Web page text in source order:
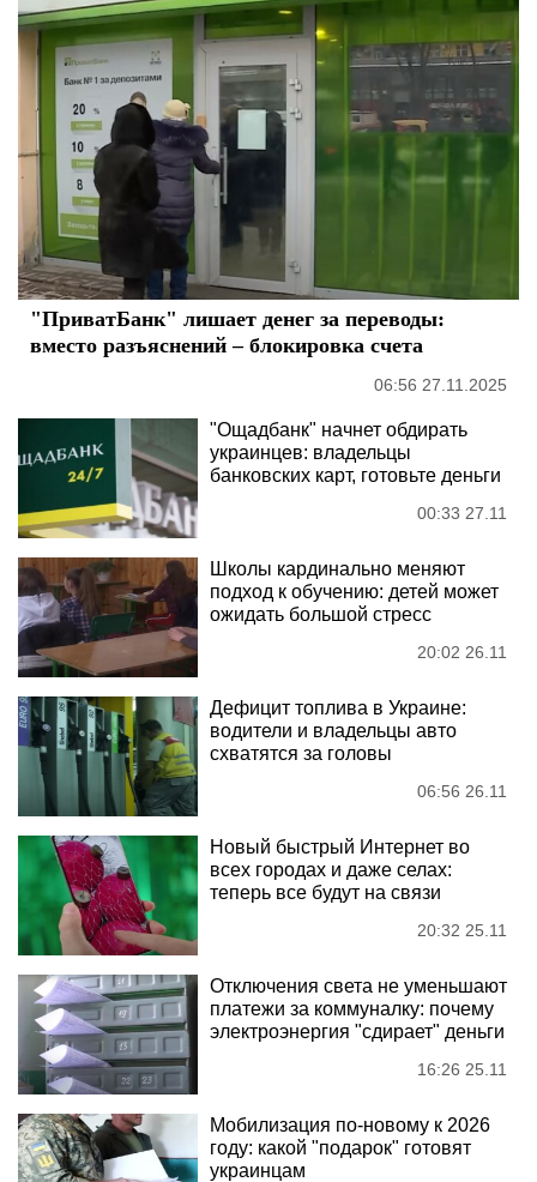
"ПриватБанк" лишает денег за переводы:
вместо разъяснений – блокировка счета
06:56 27.11.2025
"Ощадбанк" начнет обдирать
украинцев: владельцы
банковских карт, готовьте деньги
00:33 27.11
Школы кардинально меняют
подход к обучению: детей может
ожидать большой стресс
20:02 26.11
Дефицит топлива в Украине:
водители и владельцы авто
схватятся за головы
06:56 26.11
Новый быстрый Интернет во
всех городах и даже селах:
теперь все будут на связи
20:32 25.11
Отключения света не уменьшают
платежи за коммуналку: почему
электроэнергия "сдирает" деньги
16:26 25.11
Мобилизация по-новому к 2026
году: какой "подарок" готовят
украинцам